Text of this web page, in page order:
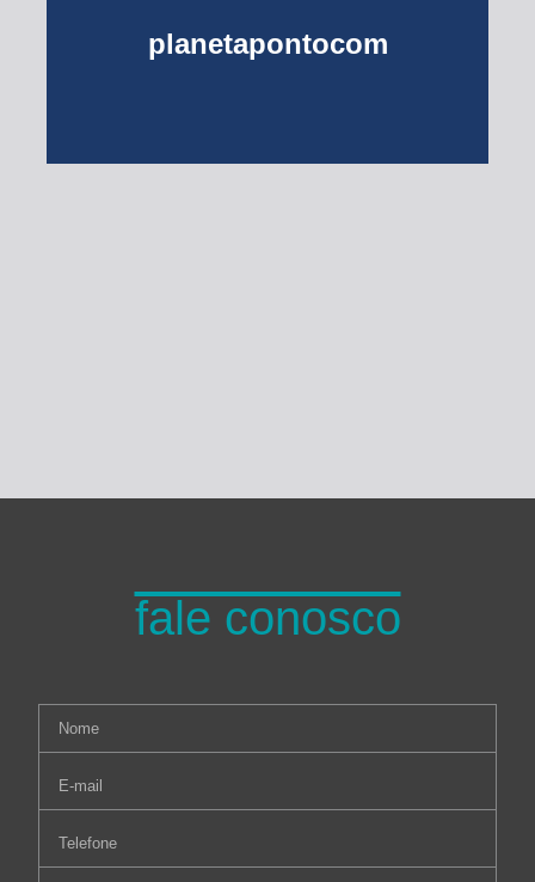
planetapontocom
fale conosco